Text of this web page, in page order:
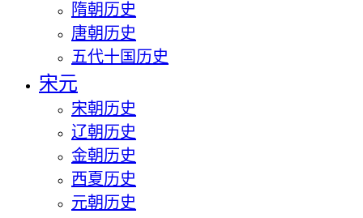
隋朝历史
唐朝历史
五代十国历史
宋元
宋朝历史
辽朝历史
金朝历史
西夏历史
元朝历史